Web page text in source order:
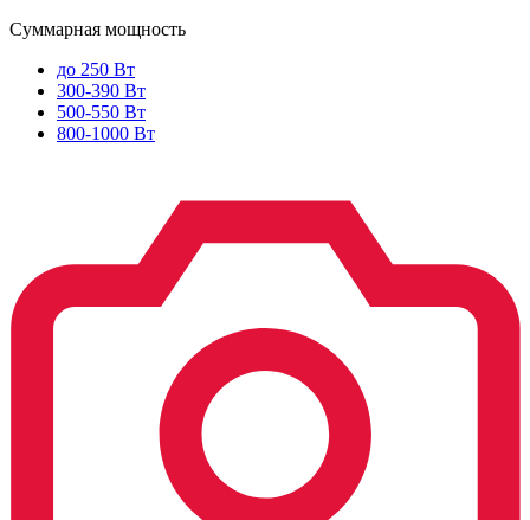
Суммарная мощность
до 250 Вт
300-390 Вт
500-550 Вт
800-1000 Вт